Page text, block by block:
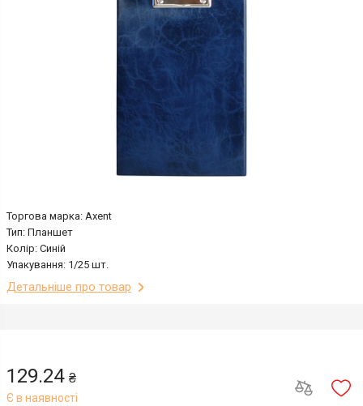
Торгова марка: Axent
Тип: Планшет
Колір: Синій
Упакування: 1/25 шт.
Детальніше про товар
129.24 ₴
Є в наявності